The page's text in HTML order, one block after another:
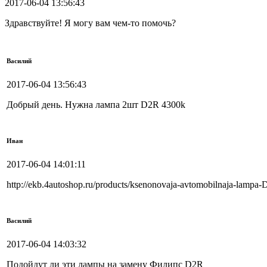
2017-06-04 13:56:43
Здравствуйте! Я могу вам чем-то помочь?
Василий
2017-06-04 13:56:43
Добрый день. Нужна лампа 2шт D2R 4300k
Иван
2017-06-04 14:01:11
http://ekb.4autoshop.ru/products/ksenonovaja-avtomobilnaja-lampa-
Василий
2017-06-04 14:03:32
Подойдут ли эти лампы на замену Филипс D2R